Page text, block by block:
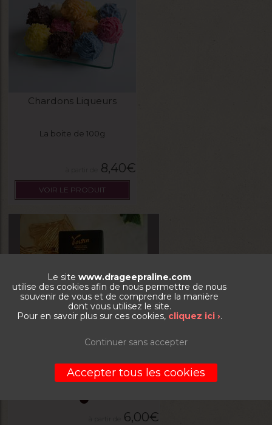
Chardons Liqueurs
La boite de 100g
8,40€
VOIR LE PRODUIT
La boite de 100g
6,00€
Le site www.drageepraline.com
utilise des cookies afin de nous permettre de nous
souvenir de vous et de comprendre la manière
dont vous utilisez le site.
Pour en savoir plus sur ces cookies, cliquez ici ›.
Continuer sans accepter
Accepter tous les cookies